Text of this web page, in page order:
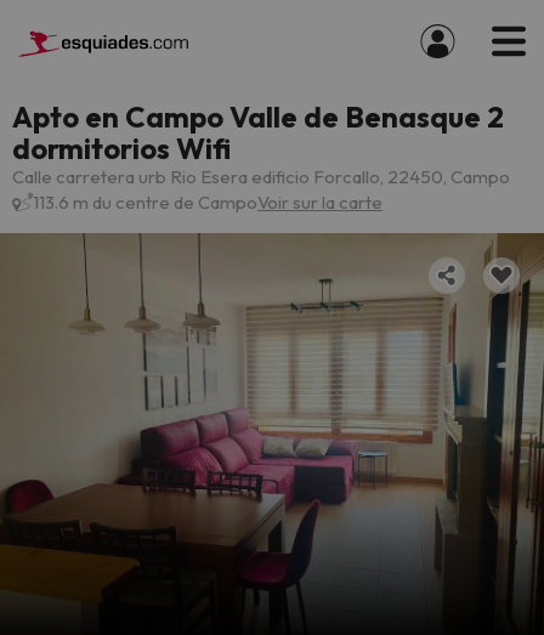
Apto en Campo Valle de Benasque 2
dormitorios Wifi
Calle carretera urb Rio Esera edificio Forcallo, 22450, Campo
113.6 m du centre de CampoVoir sur la carte